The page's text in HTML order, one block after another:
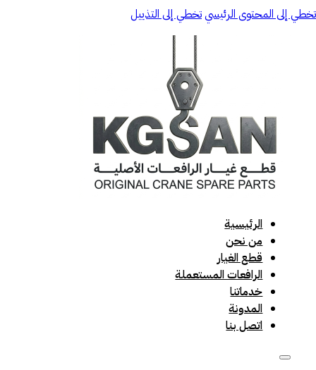
تخطي إلى المحتوى الرئيسيتخطي إلى التذييل
الرئيسية
من نحن
قطع الغيار
الرافعات المستعملة
خدماتنا
المدونة
اتصل بنا